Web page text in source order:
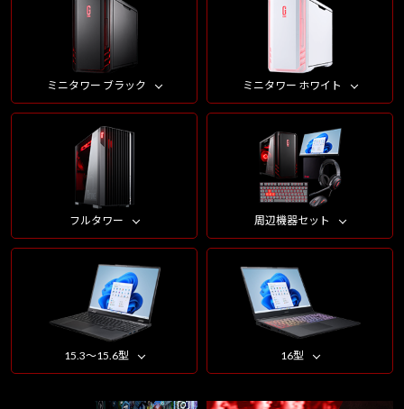
ミニタワー ブラック ミニタワー ホワイト
フルタワー 周辺機器セット
15.3～15.6型 16型